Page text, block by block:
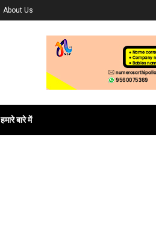
About Us
हमारे बारे में